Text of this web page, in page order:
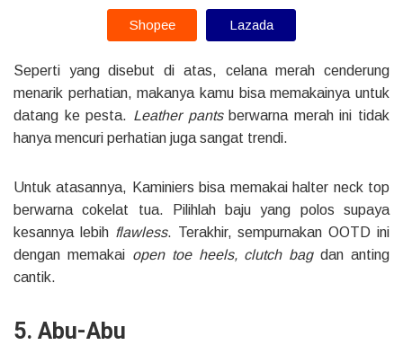
Shopee Lazada
Seperti yang disebut di atas, celana merah cenderung
menarik perhatian, makanya kamu bisa memakainya untuk
datang ke pesta. Leather pants berwarna merah ini tidak
hanya mencuri perhatian juga sangat trendi.
Untuk atasannya, Kaminiers bisa memakai halter neck top
berwarna cokelat tua. Pilihlah baju yang polos supaya
kesannya lebih flawless. Terakhir, sempurnakan OOTD ini
dengan memakai open toe heels, clutch bagdan anting
cantik.
5. Abu-Abu